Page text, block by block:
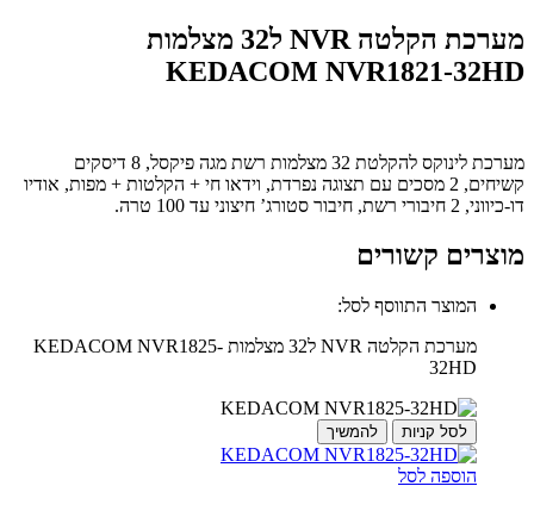
מערכת הקלטה NVR ל32 מצלמות
KEDACOM NVR1821-32HD
מערכת לינוקס להקלטת 32 מצלמות רשת מגה פיקסל, 8 דיסקים
קשיחים, 2 מסכים עם תצוגה נפרדת, וידאו חי + הקלטות + מפות, אודיו
דו-כיווני, 2 חיבורי רשת, חיבור סטורג’ חיצוני עד 100 טרה.
מוצרים קשורים
המוצר התווסף לסל:
מערכת הקלטה NVR ל32 מצלמות KEDACOM NVR1825-
32HD
לסל קניות להמשיך
הוספה לסל